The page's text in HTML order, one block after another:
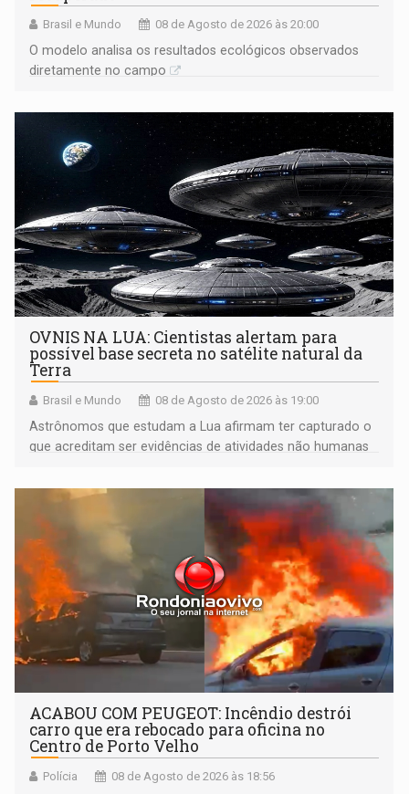
Brasil e Mundo 08 de Agosto de 2026 às 20:00
O modelo analisa os resultados ecológicos observados
diretamente no campo
OVNIS NA LUA: Cientistas alertam para
possível base secreta no satélite natural da
Terra
Brasil e Mundo 08 de Agosto de 2026 às 19:00
Astrônomos que estudam a Lua afirmam ter capturado o
que acreditam ser evidências de atividades não humanas
órbita
ACABOU COM PEUGEOT: Incêndio destrói
carro que era rebocado para oficina no
Centro de Porto Velho
Polícia 08 de Agosto de 2026 às 18:56